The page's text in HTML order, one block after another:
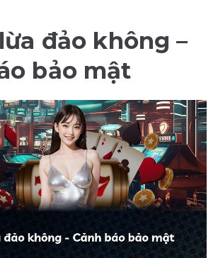
đảo không –
bảo mật